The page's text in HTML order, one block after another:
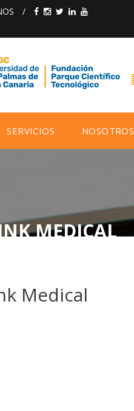
/
SERVICIOS NOSOTROS
MEDICAL
Medical